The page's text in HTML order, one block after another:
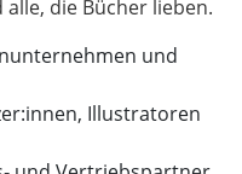
und
Illustratoren